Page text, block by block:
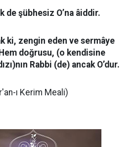
şübhesiz O’na âiddir.
ki, zengin eden ve sermâye
doğrusu, (o kendisine
Rabbi (de) ancak O’dur.
ı Kerim Meali)